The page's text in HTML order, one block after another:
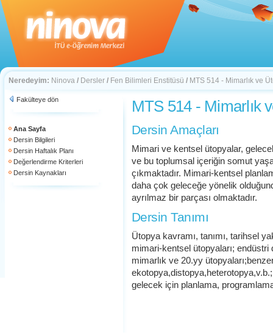
Neredeyim: Ninova / Dersler / Fen Bilimleri Enstitüsü / MTS 514 - Mimarlık ve
Fakülteye dön
Ana Sayfa
Dersin Bilgileri
Dersin Haftalık Planı
Değerlendirme Kriterleri
Dersin Kaynakları
MTS 514 - Mimarlık
Dersin Amaçları
Mimari ve kentsel ütopyalar,
ve bu toplumsal içeriğin somut
çıkmaktadır. Mimari-kentsel
daha çok geleceğe yönelik
ayrılmaz bir parçası olmaktadır.
Dersin Tanımı
Ütopya kavramı, tanımı, tarihsel
mimari-kentsel ütopyaları;
mimarlık ve 20.yy
gelecek için planlama,